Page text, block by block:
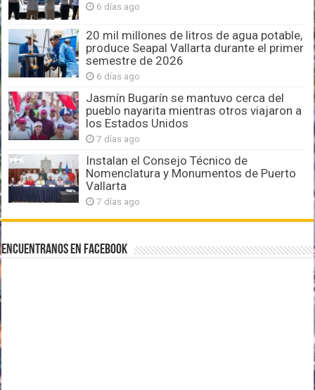
6 días ago
20 mil millones de litros de agua potable,
produce Seapal Vallarta durante el primer
semestre de 2026
6 días ago
Jasmín Bugarín se mantuvo cerca del
pueblo nayarita mientras otros viajaron a
los Estados Unidos
7 días ago
Instalan el Consejo Técnico de
Nomenclatura y Monumentos de Puerto
Vallarta
7 días ago
Encuentranos en Facebook